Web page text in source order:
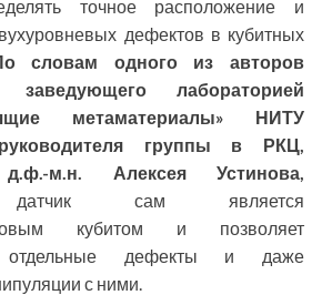
точное расположение и
дефектов в кубитных
словам одного из авторов
заведующего лабораторией
метаматериалы» НИТУ
группы в РКЦ,
м.н. Алексея Устинова,
датчик сам является
кубитом и позволяет
отдельные дефекты и даже
с ними.